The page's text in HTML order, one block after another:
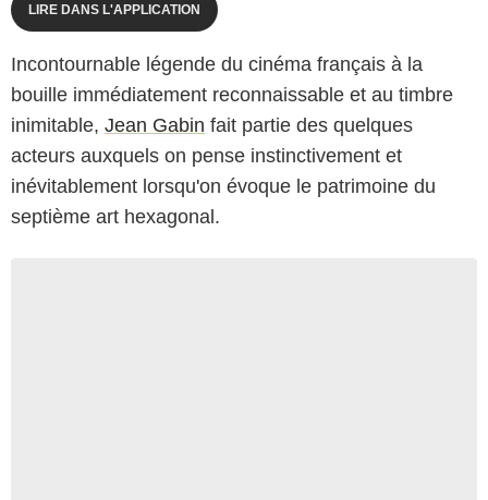
LIRE DANS L'APPLICATION
Incontournable légende du cinéma français à la
bouille immédiatement reconnaissable et au timbre
inimitable, Jean Gabin fait partie des quelques
acteurs auxquels on pense instinctivement et
inévitablement lorsqu'on évoque le patrimoine du
septième art hexagonal.